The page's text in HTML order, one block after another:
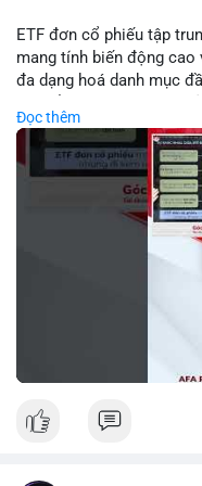
ETF đơn cổ phiếu tập
mang tính biến động cao
đa dạng hoá danh mục
sản và mức độ tiếp xúc
🎥 Xem video trực tiếp
Nguồn: Tài chính & Kinh
Đọc thêm